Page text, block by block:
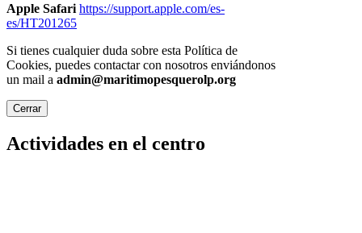
Apple Safari https://support.apple.com/es-
es/HT201265
Si tienes cualquier duda sobre esta Política de
Cookies, puedes contactar con nosotros enviándonos
un mail a admin@maritimopesquerolp.org
Cerrar
Actividades en el centro